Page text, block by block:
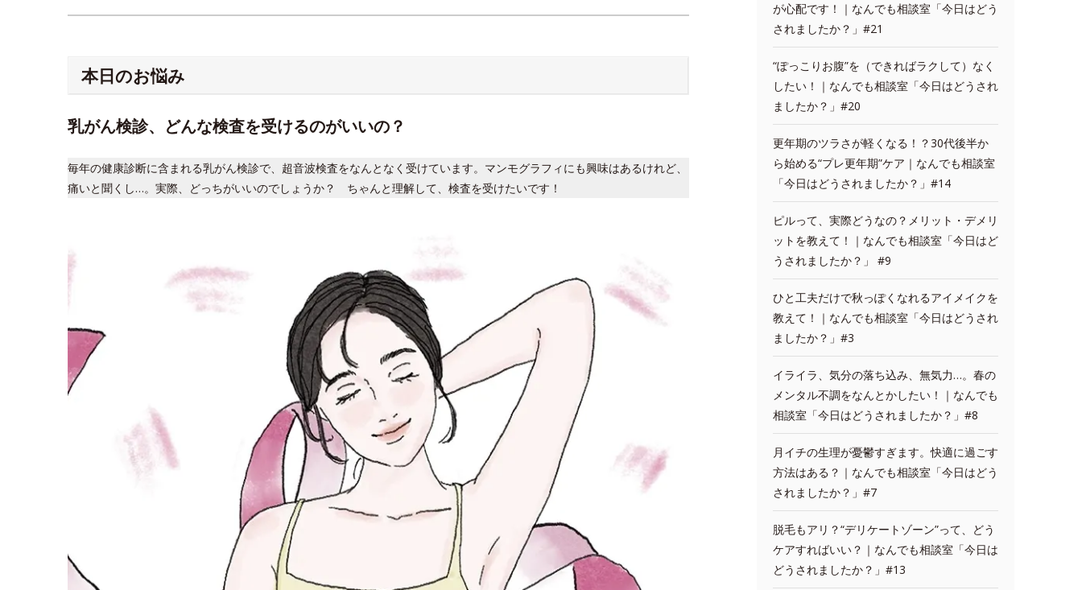
本日のお悩み
乳がん検診、どんな検査を受けるのがいいの？
毎年の健康診断に含まれる乳がん検診で、超音波検査をなんとなく受けています。マンモグラフィにも興味はあるけれど、
痛いと聞くし…。実際、どっちがいいのでしょうか？ ちゃんと理解して、検査を受けたいです！
が心配です！｜なんでも相談室「今日はどう
されましたか？」#21
“ぽっこりお腹”を（できればラクして）なく
したい！｜なんでも相談室「今日はどうされ
ましたか？」#20
更年期のツラさが軽くなる！？30代後半か
ら始める“プレ更年期”ケア｜なんでも相談室
「今日はどうされましたか？」#14
ピルって、実際どうなの？メリット・デメリ
ットを教えて！｜なんでも相談室「今日はど
うされましたか？」 #9
ひと工夫だけで秋っぽくなれるアイメイクを
教えて！｜なんでも相談室「今日はどうされ
ましたか？」#3
イライラ、気分の落ち込み、無気力…。春の
メンタル不調をなんとかしたい！｜なんでも
相談室「今日はどうされましたか？」#8
月イチの生理が憂鬱すぎます。快適に過ごす
方法はある？｜なんでも相談室「今日はどう
されましたか？」#7
脱毛もアリ？“デリケートゾーン”って、どう
ケアすればいい？｜なんでも相談室「今日は
どうされましたか？」#13